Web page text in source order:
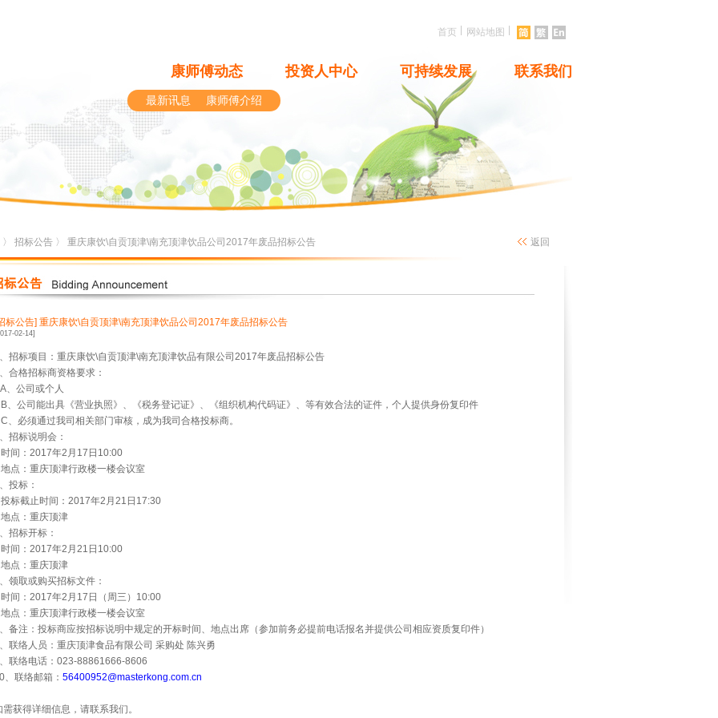
首页 网站地图
康师傅动态 投资人中心 可持续发展 联系我们
最新讯息 康师傅介绍
〉 招标公告 〉 重庆康饮\自贡顶津\南充顶津饮品公司2017年废品招标公告 返回
标公告] 重庆康饮\自贡顶津\南充顶津饮品公司2017年废品招标公告
02-14]
、招标项目：重庆康饮\自贡顶津\南充顶津饮品有限公司 2017年废品招标公告
、合格招标商资格要求：
A、公司或个人
B、公司能出具《营业执照》、《税务登记证》、《组织机构代码证》、等有效合法的证件，个人提供身份复印件
C、必须通过我司相关部门审核，成为我司合格投标商。
、招标说明会：
时间： 2017年2 月 17 日 10:00
地点：重庆顶津行政楼一楼会议室
、投标：
投标截止时间： 2017年2 月 21 日 17:30
地点：重庆顶津
、招标开标：
时间： 2017年2 月 21 日 10:00
地点：重庆顶津
、领取或购买招标文件：
时间： 2017年2 月 17 日（周三） 10:00
地点：重庆顶津行政楼一楼会议室
、备注：投标商应按招标说明中规定的开标时间、地点出席（参加前务必提前电话报名并提供公司相应资质复印件）
、联络人员：重庆顶津食品有限公司 采购处 陈兴勇
、联络电话： 023-88861666-8606
、联络邮箱： 56400952@masterkong.com.cn
需获得详细信息，请联系我们。